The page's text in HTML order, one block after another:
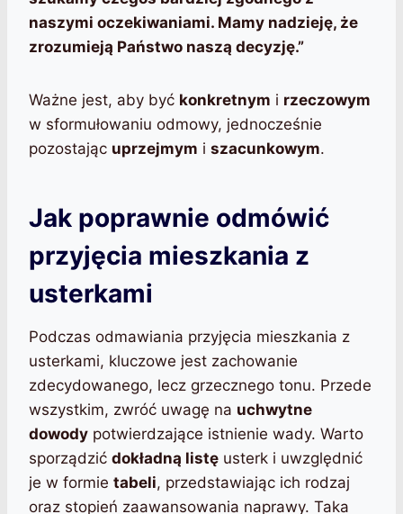
naszymi oczekiwaniami. Mamy nadzieję, że
zrozumieją Państwo naszą decyzję.”
Ważne jest, aby być konkretnym i rzeczowym
w sformułowaniu odmowy, jednocześnie
pozostając uprzejmym i szacunkowym.
Jak poprawnie odmówić
przyjęcia mieszkania z
usterkami
Podczas odmawiania przyjęcia mieszkania z
usterkami, kluczowe jest zachowanie
zdecydowanego, lecz grzecznego tonu. Przede
wszystkim, zwróć uwagę na uchwytne
dowody potwierdzające istnienie wady. Warto
sporządzić dokładną listę usterk i uwzględnić
je w formie tabeli, przedstawiając ich rodzaj
oraz stopień zaawansowania naprawy. Taka